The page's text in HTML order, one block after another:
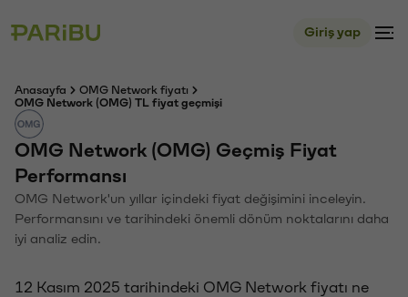
Giriş yap
Anasayfa
OMG Network fiyatı
OMG Network (OMG) TL fiyat geçmişi
OMG Network (OMG) Geçmiş Fiyat
Performansı
OMG Network'un yıllar içindeki fiyat değişimini inceleyin.
Performansını ve tarihindeki önemli dönüm noktalarını daha
iyi analiz edin.
12 Kasım 2025 tarihindeki OMG Network fiyatı ne